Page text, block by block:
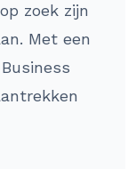
zoek zijn
Met een